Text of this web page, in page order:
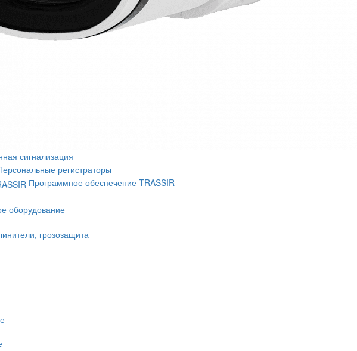
сигнализация
регистраторы
Программное обеспечение TRASSIR
оборудование
грозозащита